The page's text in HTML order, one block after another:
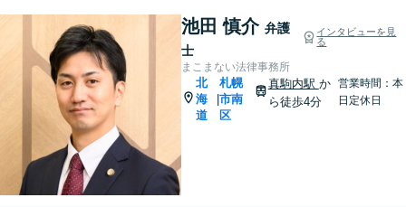
池田 慎介 弁護
士
インタビューを見
る
まこまない法律事務所
北
海
道
札幌
市南
区
真駒内駅 か
ら徒歩4分
営業時間：本
日定休日